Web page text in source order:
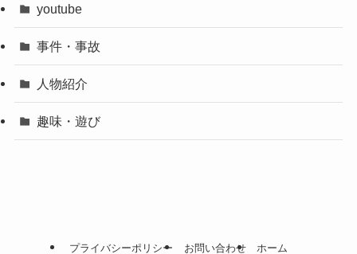
youtube
事件・事故
人物紹介
趣味・遊び
プライバシーポリシー お問い合わせ ホーム